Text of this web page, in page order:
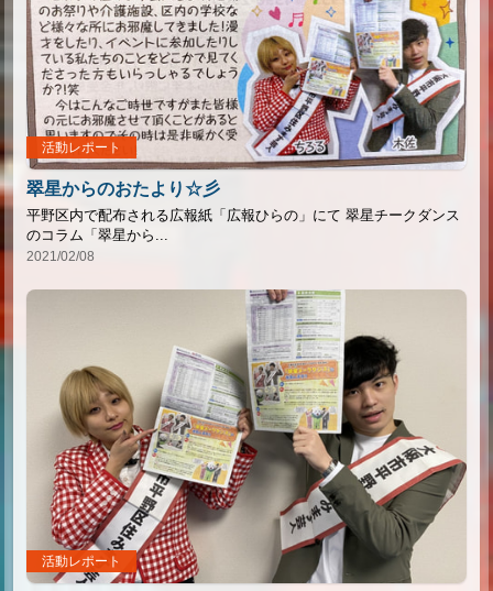
活動レポート
翠星からのおたより☆彡
平野区内で配布される広報紙「広報ひらの」にて 翠星チークダンス
のコラム「翠星から...
2021/02/08
活動レポート